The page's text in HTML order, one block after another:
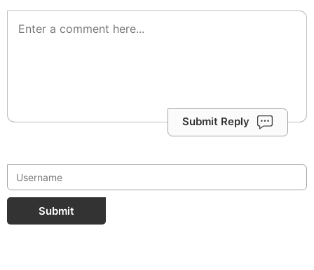
Submit Reply
Submit